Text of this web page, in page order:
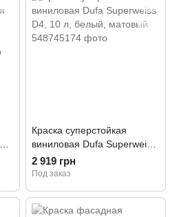
Краска суперстойкая
виниловая Dufa Superweiss
D4, 10 л, белый, матовый
2 919 грн
Под заказ